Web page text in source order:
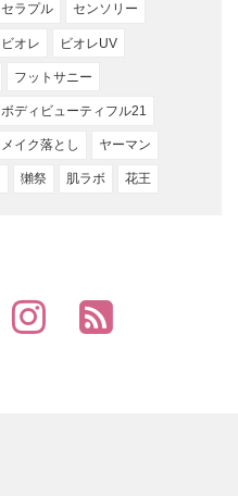
セラプル センソリー
ビオレ ビオレUV
フットサニー
ボディビューティフル21
メイク落とし ヤーマン
獺祭 肌ラボ 花王